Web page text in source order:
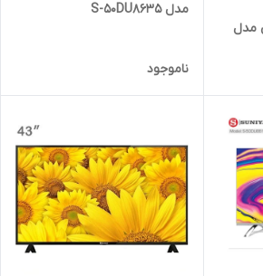
مدل
مدل S-50DU8635
ناموجود